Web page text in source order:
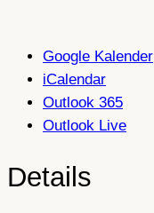
Google Kalender
iCalendar
Outlook 365
Outlook Live
Details